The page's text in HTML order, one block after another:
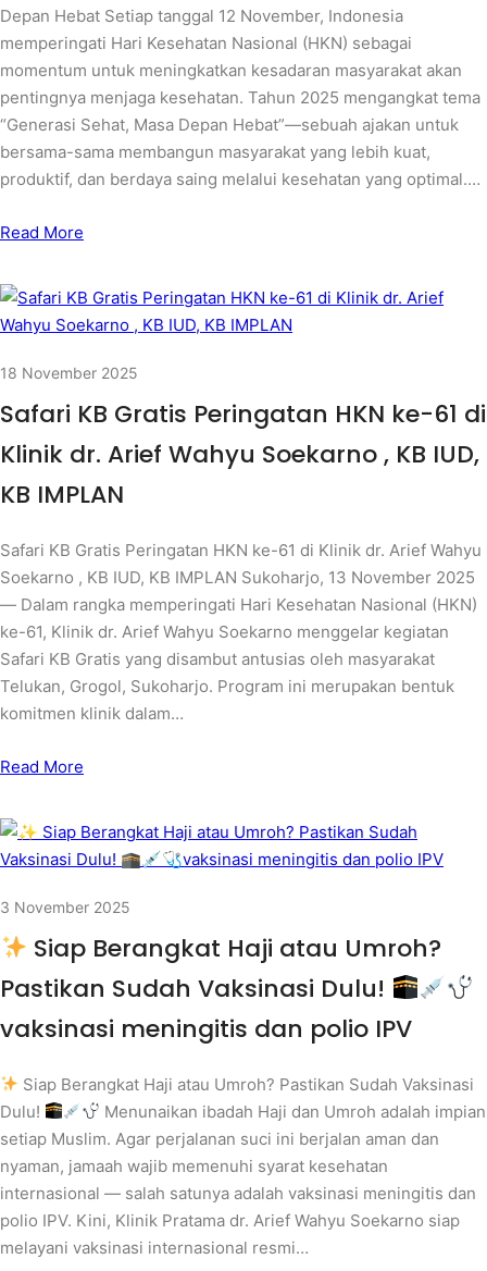
Depan Hebat Setiap tanggal 12 November, Indonesia
memperingati Hari Kesehatan Nasional (HKN) sebagai
momentum untuk meningkatkan kesadaran masyarakat akan
pentingnya menjaga kesehatan. Tahun 2025 mengangkat tema
“Generasi Sehat, Masa Depan Hebat”—sebuah ajakan untuk
bersama-sama membangun masyarakat yang lebih kuat,
produktif, dan berdaya saing melalui kesehatan yang optimal.…
Read More
18 November 2025
Safari KB Gratis Peringatan HKN ke-61 di
Klinik dr. Arief Wahyu Soekarno , KB IUD,
KB IMPLAN
Safari KB Gratis Peringatan HKN ke-61 di Klinik dr. Arief Wahyu
Soekarno , KB IUD, KB IMPLAN Sukoharjo, 13 November 2025
— Dalam rangka memperingati Hari Kesehatan Nasional (HKN)
ke-61, Klinik dr. Arief Wahyu Soekarno menggelar kegiatan
Safari KB Gratis yang disambut antusias oleh masyarakat
Telukan, Grogol, Sukoharjo. Program ini merupakan bentuk
komitmen klinik dalam…
Read More
3 November 2025
Siap Berangkat Haji atau Umroh?
Pastikan Sudah Vaksinasi Dulu!
vaksinasi meningitis dan polio IPV
Siap Berangkat Haji atau Umroh? Pastikan Sudah Vaksinasi
Dulu!
Menunaikan ibadah Haji dan Umroh adalah impian
setiap Muslim. Agar perjalanan suci ini berjalan aman dan
nyaman, jamaah wajib memenuhi syarat kesehatan
internasional — salah satunya adalah vaksinasi meningitis dan
polio IPV. Kini, Klinik Pratama dr. Arief Wahyu Soekarno siap
melayani vaksinasi internasional resmi…